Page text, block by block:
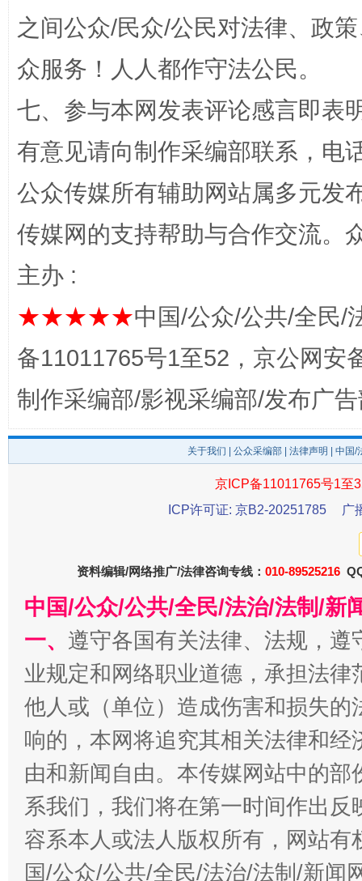
“蜀中异人”王建安的艺术幻境
千年窑火 生生不息
之间公众/民众/公民对法律、政
众服务！人人都作守法公民。
七、参与本网发表评论感言即表
有意见请向制作采编部联系，电
公众传媒所有辅助网站属多元发
传媒网的支持帮助与合作交流。
主办 :
★★★★★中国/公众/公共/全民/
备11011765号1至52，京公网安
制作采编部/影视采编部/发布广
关于我们 公众采编部 法律声明 | 中国
京ICP备11011765号1至
ICP许可证: 京B2-20251785
广
资料编辑/网络推广/法律咨询专线： 010-89525216
中国/公众/公共/全民/法治/法制/新
一、 遵守各国有关法律、法规，
业规定和网络职业道德，承担法
他人或（单位）造成伤害和损失
响的，本网将追究其相关法律和
由和新闻自由。本传媒网站中的
系我们，我们将在第一时间作出
容系本人或法人版权所有，网站
国/公众/公共/全民/法治/法制/新闻